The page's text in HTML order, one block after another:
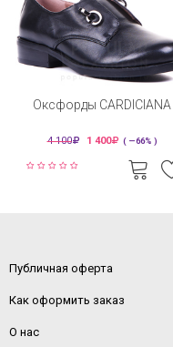
Оксфорды CARDICIANA
4 100 1 400 ( —66% )
Публичная оферта
Как оформить заказ
О нас